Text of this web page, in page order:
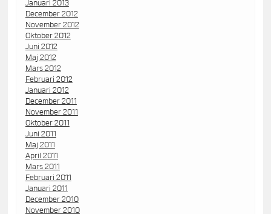
Januari 2013
December 2012
November 2012
Oktober 2012
Juni 2012
Maj 2012
Mars 2012
Februari 2012
Januari 2012
December 2011
November 2011
Oktober 2011
Juni 2011
Maj 2011
April 2011
Mars 2011
Februari 2011
Januari 2011
December 2010
November 2010